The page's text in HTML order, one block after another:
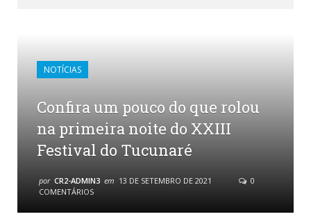
NOTÍCIAS
Confira um pouco do que rolou
na primeira noite do XXIII
Festival do Tucunaré
por CR2-ADMIN3 em 13 DE SETEMBRO DE 2021
0
COMENTÁRIOS